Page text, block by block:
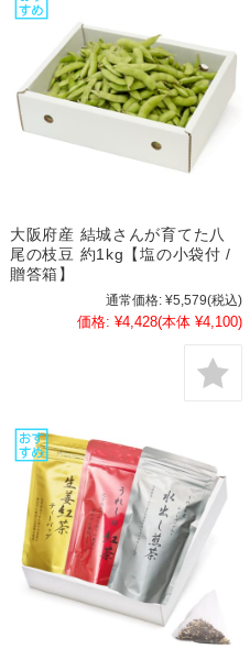
大阪府産 結城さんが育てた八
尾の枝豆 約1kg【塩の小袋付 /
贈答箱】
通常価格: ¥5,579(税込)
価格: ¥4,428(本体 ¥4,100)